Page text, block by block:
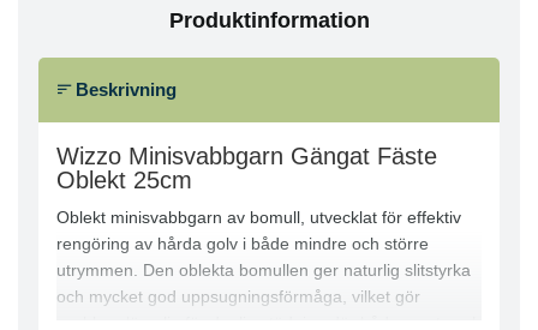
Produktinformation
Beskrivning
Wizzo Minisvabbgarn Gängat Fäste
Oblekt 25cm
Oblekt minisvabbgarn av bomull, utvecklat för effektiv
rengöring av hårda golv i både mindre och större
utrymmen. Den oblekta bomullen ger naturlig slitstyrka
och mycket god uppsugningsförmåga, vilket gör